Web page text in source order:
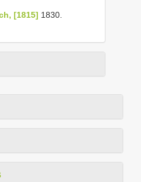
[1815] 1830.